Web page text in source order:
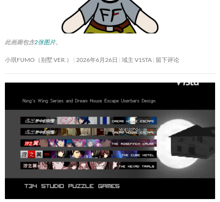
此画廊包含2张图片。
小琪FUMO（别墅 VER.） 2026年6月26日 域主 V1STA 留下评论